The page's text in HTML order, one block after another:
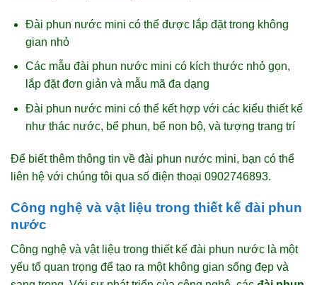
Đài phun nước mini có thể được lắp đặt trong không
gian nhỏ
Các mẫu đài phun nước mini có kích thước nhỏ gọn,
lắp đặt đơn giản và mẫu mã đa dạng
Đài phun nước mini có thể kết hợp với các kiểu thiết kế
như thác nước, bể phun, bể non bộ, và tượng trang trí
Để biết thêm thông tin về đài phun nước mini, bạn có thể
liên hệ với chúng tôi qua số điện thoại 0902746893.
Công nghệ và vật liệu trong thiết kế đài phun
nước
Công nghệ và vật liệu trong thiết kế đài phun nước là một
yếu tố quan trọng để tạo ra một không gian sống đẹp và